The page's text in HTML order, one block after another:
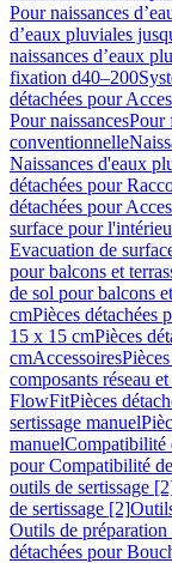
Pour naissances
d’eaux pluviales
naissances d’eaux
fixation d40–200
détachées pour
Pour naissancesPour
conventionnelle
Naissances d'eaux
détachées pour
détachées pour
surface pour
Evacuation de
pour balcons et
de sol pour balcons
cmPièces détachées
15 x 15 cmPièces
cmAccessoires
composants réseau
FlowFitPièces
sertissage manuel
manuelCompatibilité
pour Compatibilité
outils de sertissage
de sertissage [2]
Outils de préparation
détachées pour